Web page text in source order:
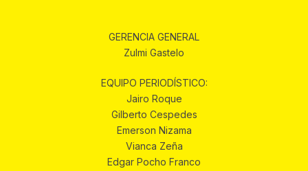
GERENCIA GENERAL
Zulmi Gastelo
EQUIPO PERIODÍSTICO:
Jairo Roque
Gilberto Cespedes
Emerson Nizama
Vianca Zeña
Edgar Pocho Franco